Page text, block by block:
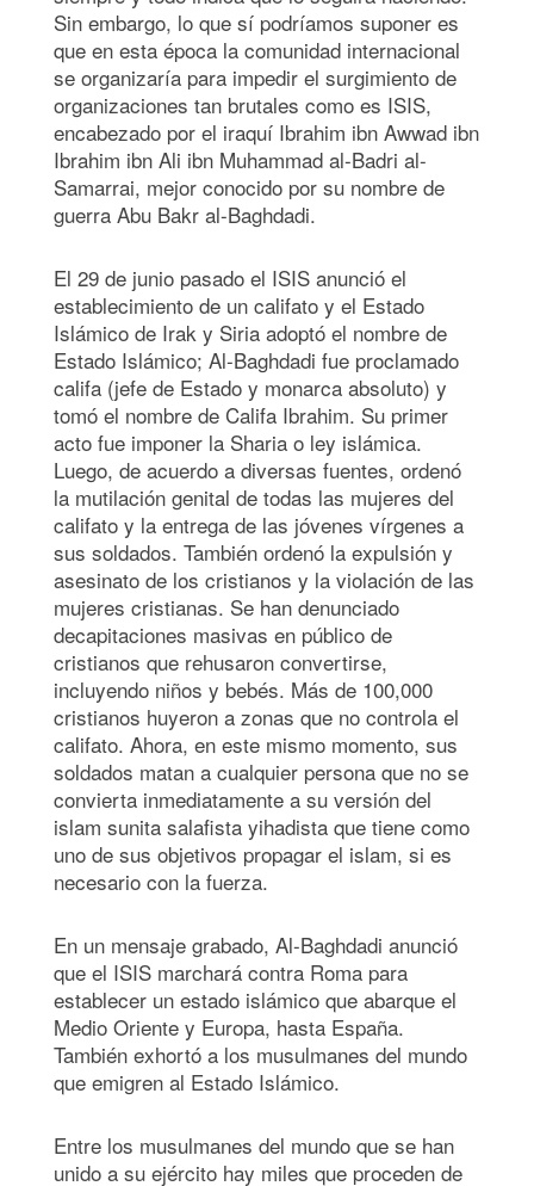
Sin embargo, lo que sí podríamos suponer es
que en esta época la comunidad internacional
se organizaría para impedir el surgimiento de
organizaciones tan brutales como es ISIS,
encabezado por el iraquí Ibrahim ibn Awwad ibn
Ibrahim ibn Ali ibn Muhammad al-Badri al-
Samarrai, mejor conocido por su nombre de
guerra Abu Bakr al-Baghdadi.
El 29 de junio pasado el ISIS anunció el
establecimiento de un califato y el Estado
Islámico de Irak y Siria adoptó el nombre de
Estado Islámico; Al-Baghdadi fue proclamado
califa (jefe de Estado y monarca absoluto) y
tomó el nombre de Califa Ibrahim. Su primer
acto fue imponer la Sharia o ley islámica.
Luego, de acuerdo a diversas fuentes, ordenó
la mutilación genital de todas las mujeres del
califato y la entrega de las jóvenes vírgenes a
sus soldados. También ordenó la expulsión y
asesinato de los cristianos y la violación de las
mujeres cristianas. Se han denunciado
decapitaciones masivas en público de
cristianos que rehusaron convertirse,
incluyendo niños y bebés. Más de 100,000
cristianos huyeron a zonas que no controla el
califato. Ahora, en este mismo momento, sus
soldados matan a cualquier persona que no se
convierta inmediatamente a su versión del
islam sunita salafista yihadista que tiene como
uno de sus objetivos propagar el islam, si es
necesario con la fuerza.
En un mensaje grabado, Al-Baghdadi anunció
que el ISIS marchará contra Roma para
establecer un estado islámico que abarque el
Medio Oriente y Europa, hasta España.
También exhortó a los musulmanes del mundo
que emigren al Estado Islámico.
Entre los musulmanes del mundo que se han
unido a su ejército hay miles que proceden de